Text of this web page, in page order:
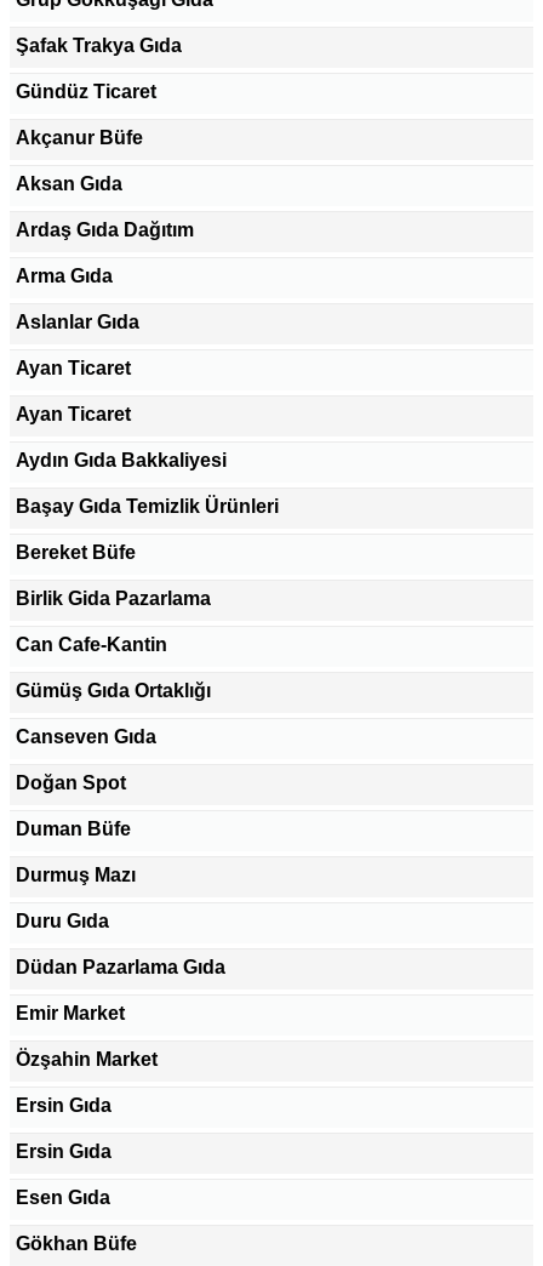
Şafak Trakya Gıda
Gündüz Ticaret
Akçanur Büfe
Aksan Gıda
Ardaş Gıda Dağıtım
Arma Gıda
Aslanlar Gıda
Ayan Ticaret
Ayan Ticaret
Aydın Gıda Bakkaliyesi
Başay Gıda Temizlik Ürünleri
Bereket Büfe
Birlik Gida Pazarlama
Can Cafe-Kantin
Gümüş Gıda Ortaklığı
Canseven Gıda
Doğan Spot
Duman Büfe
Durmuş Mazı
Duru Gıda
Düdan Pazarlama Gıda
Emir Market
Özşahin Market
Ersin Gıda
Ersin Gıda
Esen Gıda
Gökhan Büfe